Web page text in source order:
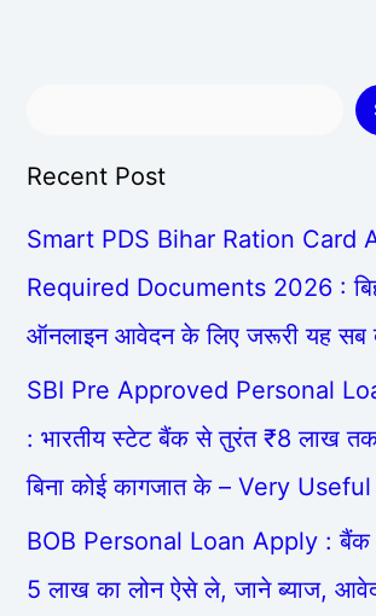
Recent Post
Smart PDS Bihar Ration Card
Required Documents 2026 :
ऑनलाइन आवेदन के लिए जरूरी यह सब
SBI Pre Approved Personal
: भारतीय स्टेट बैंक से तुरंत ₹8 लाख
बिना कोई कागजात के – Very Useful
BOB Personal Loan Apply : बैंक
5 लाख का लोन ऐसे ले, जाने ब्याज,